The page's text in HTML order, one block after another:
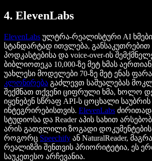
4. ElevenLabs
ElevenLabs ულტრა-რეალისტური AI
სტანდარტად ითვლება, განსაკუთრებით
პოდკასტებისა და voice-over-ის
ბიბლიოთეკა 10,000-ზე მეტ ხმას
უახლესი მოდელები 70-ზე მეტ ენას
კლონირება გაძლევთ საშუალებას
შექმნათ თქვენი ციფრული ხმა, ხოლო
იყენებენ სწრაფ API-ს ცოცხალი საუბრის
ინტეგრირებისთვის. ElevenLabs
სტუდიოსა და Reader აპის სახით
არის გათვლილი ზოგადი დოკუმენტების
როგორც Speechify ან NaturalReader,
რეალიზმი შენთვის პრიორიტეტია, ეს
საუკეთესო არჩევანია.